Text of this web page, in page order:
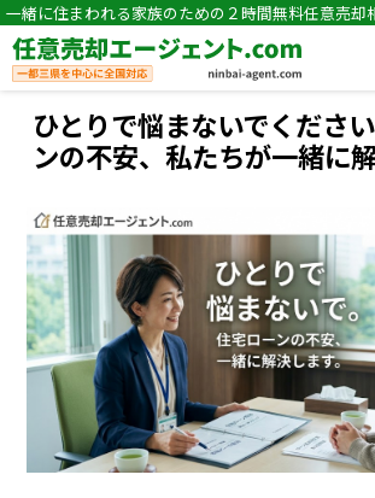
一緒に住まわれる家族のための２時間無料任意売却
競売・住宅ローン滞納の相談なら任意売却エージェ
ひとりで悩まないでくださ
ンの不安、私たちが一緒に解